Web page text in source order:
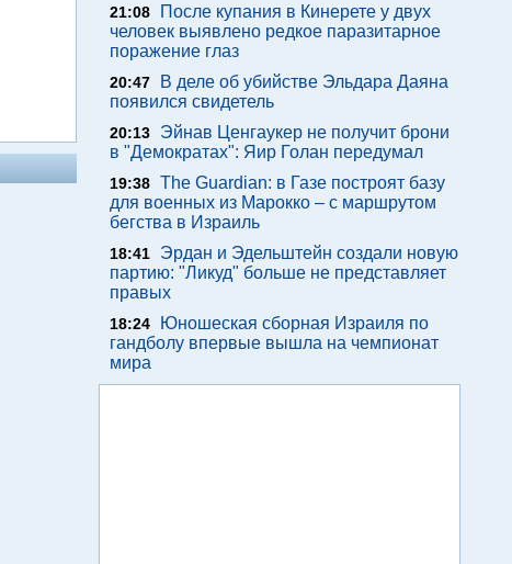
21:08
После купания в Кинерете у двух
человек выявлено редкое паразитарное
поражение глаз
20:47
В деле об убийстве Эльдара Даяна
появился свидетель
20:13
Эйнав Ценгаукер не получит брони
в "Демократах": Яир Голан передумал
19:38 The Guardian: в Газе построят базу
для военных из Марокко – с маршрутом
бегства в Израиль
18:41
Эрдан и Эдельштейн создали новую
партию: "Ликуд" больше не представляет
правых
18:24
Юношеская сборная Израиля по
гандболу впервые вышла на чемпионат
мира